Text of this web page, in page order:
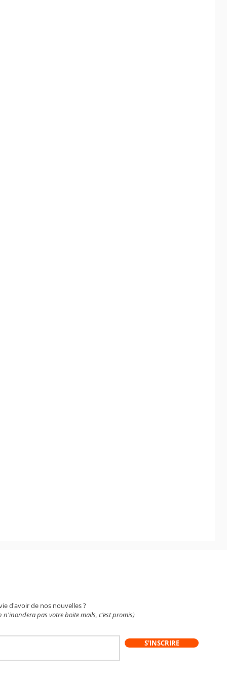
d'avoir de nos nouvelles ?
n'inondera pas votre boite mails, c'est promis)
S'INSCRIRE